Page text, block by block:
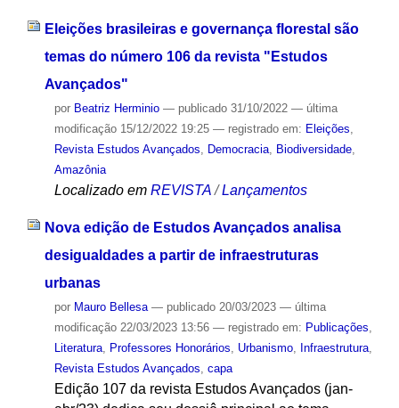
Eleições brasileiras e governança florestal são
temas do número 106 da revista "Estudos
Avançados"
por Beatriz Herminio — publicado31/10/2022 — última
modificação15/12/2022 19:25 — registrado em: Eleições
Revista Estudos Avançados
Democracia, Biodiversidade,
Amazônia
Localizado em REVISTA /Lançamentos
Nova edição de Estudos Avançados analisa
desigualdades a partir de infraestruturas
urbanas
por Mauro Bellesa — publicado20/03/2023 — última
modificação22/03/2023 13:56 — registrado em: Publicações,
Literatura, Professores Honorários, Urbanismo, Infraestrutura,
Revista Estudos Avançados, capa
Edição 107 da revista Estudos Avançados (jan-